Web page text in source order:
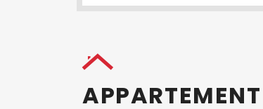
APPARTEMENT